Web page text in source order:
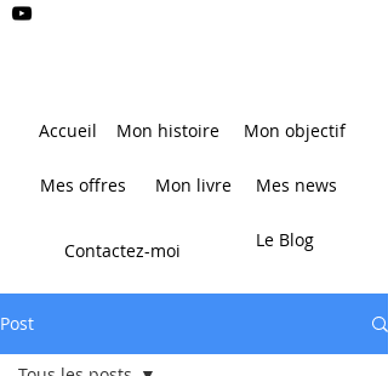
Accueil Mon histoire Mon objectif
Mes offres Mon livre Mes news
Contactez-moi Le Blog
Post